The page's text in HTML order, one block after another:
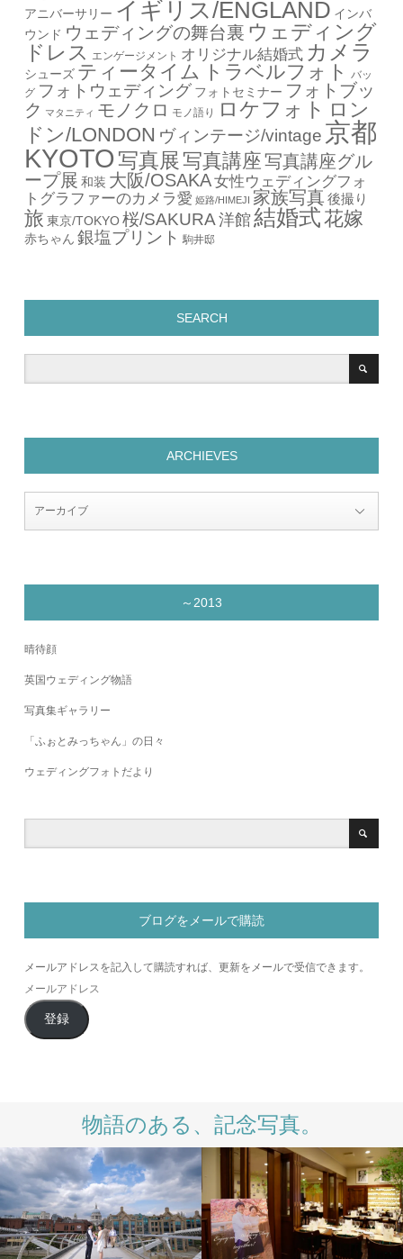
アニバーサリー イギリス/ENGLAND インバ
ウンド ウェディングの舞台裏 ウェディング
ドレス エンゲージメント オリジナル結婚式 カメラ
シューズ ティータイム トラベルフォト
バッ
グ フォトウェディング フォトセミナー フォトブッ
ク マタニティ モノクロ モノ語り ロケフォト ロン
ドン/LONDON ヴィンテージ/vintage 京都
KYOTO 写真展 写真講座写真講座グル
ープ展 和装 大阪/OSAKA女性ウェディングフォ
トグラファーのカメラ愛 姫路/HIMEJI 家族写真 後撮り
旅 東京/TOKYO 桜/SAKURA 洋館 結婚式花嫁
赤ちゃん 銀塩プリント 駒井邸
SEARCH
ARCHIEVES
～2013
晴待顔
英国ウェディング物語
写真集ギャラリー
「ふぉとみっちゃん」の日々
ウェディングフォトだより
ブログをメールで購読
メールアドレスを記入して購読すれば、更新をメールで受信できます。
メ
ー
ル
登録
物語のある、記念写真。